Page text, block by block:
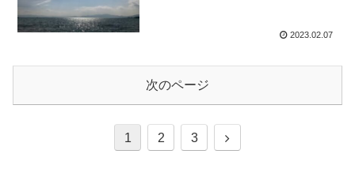
2023.02.07
次のページ
1 2 3